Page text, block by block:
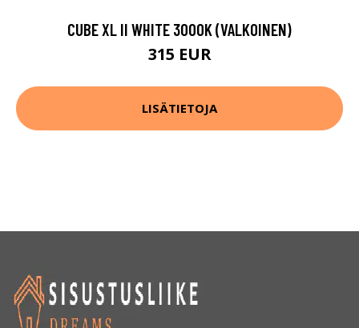
CUBE XL II WHITE 3000K (VALKOINEN)
315 EUR
LISÄTIETOJA